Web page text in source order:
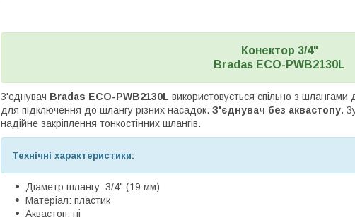
Конектор 3/4"
Bradas ECO-PWB2130L
З'єднувач Bradas ECO-PWB2130L використовується спільно з
для підключення до шлангу різних насадок. З'єднувач без аквастопу.
надійне закріплення тонкостінних шлангів.
Технічні характеристики:
Діаметр шлангу: 3/4" (19 мм)
Матеріал: пластик
Аквастоп: ні